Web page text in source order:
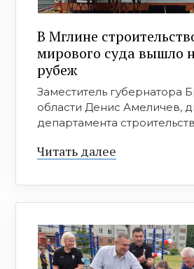
В Мглине
мирового суда вышло
рубеж
Заместитель губернатора
области Денис Амеличев,
департамента
Читать далее